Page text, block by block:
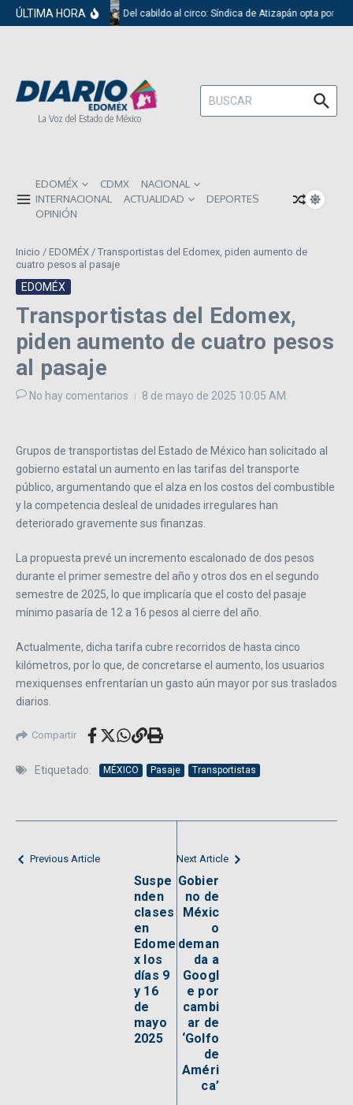
Saltar al contenido
ÚLTIMA HORA Del cabildo al circo: Síndica de Atizapán opta por el
La Voz del Estado de México
Buscar:
EDOMÉX CDMX
NACIONAL
INTERNACIONAL
ACTUALIDAD
DEPORTES
OPINIÓN
Inicio / EDOMÉX / Transportistas del Edomex, piden aumento de
cuatro pesos al pasaje
EDOMÉX
Transportistas del Edomex,
piden aumento de cuatro pesos
al pasaje
No hay comentarios 8 de mayo de 2025 10:05 AM
Grupos de transportistas del Estado de México han solicitado al
gobierno estatal un aumento en las tarifas del transporte
público, argumentando que el alza en los costos del combustible
y la competencia desleal de unidades irregulares han
deteriorado gravemente sus finanzas.
La propuesta prevé un incremento escalonado de dos pesos
durante el primer semestre del año y otros dos en el segundo
semestre de 2025, lo que implicaría que el costo del pasaje
mínimo pasaría de 12 a 16 pesos al cierre del año.
Actualmente, dicha tarifa cubre recorridos de hasta cinco
kilómetros, por lo que, de concretarse el aumento, los usuarios
mexiquenses enfrentarían un gasto aún mayor por sus traslados
diarios.
Compartir
Etiquetado: MÉXICO Pasaje Transportistas
Previous Article
Suspe
nden
clases
en
Edome
x los
días 9
y 16
de
mayo
2025
Next Article
Gobier
no de
Méxic
o
deman
da a
Googl
e por
cambi
ar de
‘Golfo
de
Améri
ca’